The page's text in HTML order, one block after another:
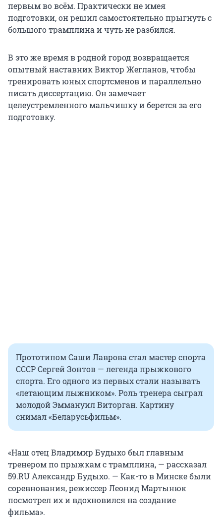
первым во всём. Практически не имея
подготовки, он решил самостоятельно прыгнуть с
большого трамплина и чуть не разбился.
В это же время в родной город возвращается
опытный наставник Виктор Жегланов, чтобы
тренировать юных спортсменов и параллельно
писать диссертацию. Он замечает
целеустремленного мальчишку и берется за его
подготовку.
Прототипом Саши Лаврова стал мастер спорта
СССР Сергей Зонтов — легенда прыжкового
спорта. Его одного из первых стали называть
«летающим лыжником». Роль тренера сыграл
молодой Эммануил Виторган. Картину
снимал «Беларусьфильм».
«Наш отец Владимир Будыхо был главным
тренером по прыжкам с трамплина, — рассказал
59.RU Александр Будыхо. — Как-то в Минске были
соревнования, режиссер Леонид Мартынюк
посмотрел их и вдохновился на создание
фильма».